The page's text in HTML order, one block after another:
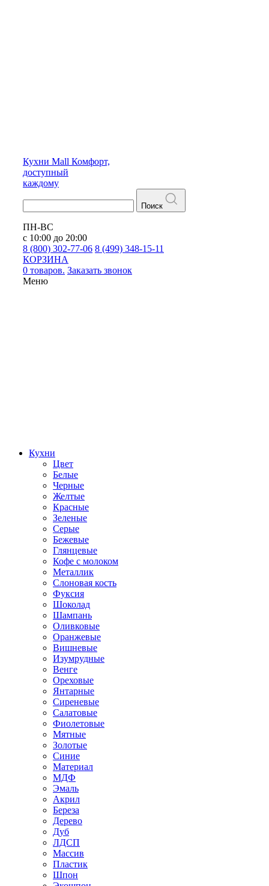
Кухни Mall Комфорт,
доступный
каждому
Поиск
ПН-ВС
с 10:00 до 20:00
8 (800) 302-77-06 8 (499) 348-15-11
КОРЗИНА
0 товаров. Заказать звонок
Меню
Кухни
Цвет
Белые
Черные
Желтые
Красные
Зеленые
Серые
Бежевые
Глянцевые
Кофе с молоком
Металлик
Слоновая кость
Фуксия
Шоколад
Шампань
Оливковые
Оранжевые
Вишневые
Изумрудные
Венге
Ореховые
Янтарные
Сиреневые
Салатовые
Фиолетовые
Мятные
Золотые
Синие
Материал
МДФ
Эмаль
Акрил
Береза
Дерево
Дуб
ЛДСП
Массив
Пластик
Шпон